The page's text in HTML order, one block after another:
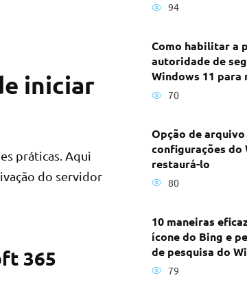
iniciar
práticas. Aqui
do servidor
365
94
Como habilitar a
autoridade de
Windows 11 para
70
Opção de
configurações do
restaurá-lo
80
10 maneiras
ícone do Bing e
de pesquisa do
79